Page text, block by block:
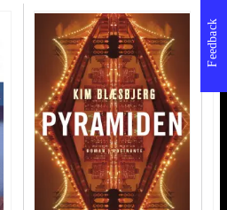
Feedback